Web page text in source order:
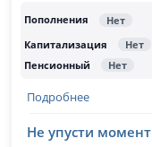
Подробнее
Не упусти момент